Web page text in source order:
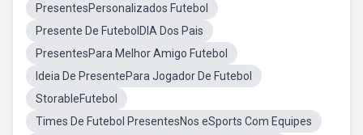
PresentesPersonalizados Futebol
Presente De FutebolDIA Dos Pais
PresentesPara Melhor Amigo Futebol
Ideia De PresentePara Jogador De Futebol
StorableFutebol
Times De Futebol PresentesNos eSports Com Equipes